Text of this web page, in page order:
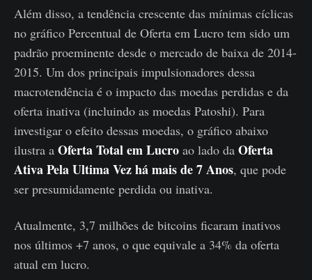
Além disso, a tendência crescente das mínimas cíclicas
no gráfico Percentual de Oferta em Lucro tem sido um
padrão proeminente desde o mercado de baixa de 2014-
2015. Um dos principais impulsionadores dessa
macrotendência é o impacto das moedas perdidas e da
oferta inativa (incluindo as moedas Patoshi). Para
investigar o efeito dessas moedas, o gráfico abaixo
ilustra a Oferta Total em Lucro ao lado da Oferta
Ativa Pela Ultima Vez há mais de 7 Anos, que pode
ser presumidamente perdida ou inativa.
Atualmente, 3,7 milhões de bitcoins ficaram inativos
nos últimos +7 anos, o que equivale a 34% da oferta
atual em lucro.